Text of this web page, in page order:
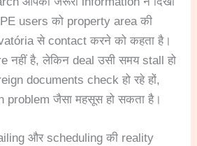
users को property area की
से contact करने को कहता है।
नहीं है, लेकिन deal उसी समय stall हो
documents check हो रहे हों,
problem जैसा महसूस हो सकता है।
और scheduling की reality